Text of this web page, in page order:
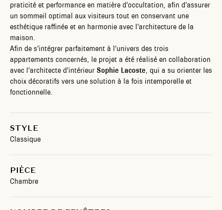
praticité et performance en matière d’occultation, afin d’assurer
un sommeil optimal aux visiteurs tout en conservant une
esthétique raffinée et en harmonie avec l’architecture de la
maison.
Afin de s’intégrer parfaitement à l’univers des trois
appartements concernés, le projet a été réalisé en collaboration
avec l’architecte d’intérieur Sophie Lacoste, qui a su orienter les
choix décoratifs vers une solution à la fois intemporelle et
fonctionnelle.
STYLE
Classique
PIÈCE
Chambre